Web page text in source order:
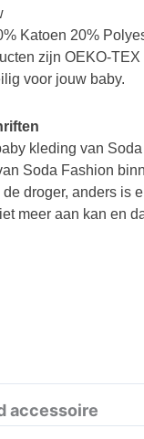
Katoen 20%
zijn OEKO-
voor jouw baby.
kleding van
Soda Fashion
de droger, anders is
meer aan kan en
accessoire